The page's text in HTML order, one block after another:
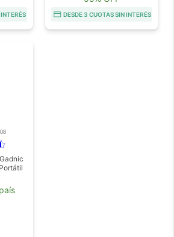
DESDE 3 CUOTAS SIN INTERÉS